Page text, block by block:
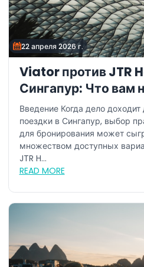
22 апреля 2026 г.
Viator против JTR
Сингапур: Что вам
Введение Когда дело
поездки в Сингапур, выбор
для бронирования может
множеством доступных
JTR H...
READ MORE